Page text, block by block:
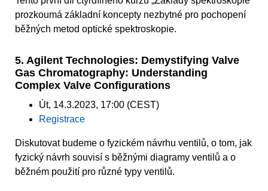
prozkoumá základní koncepty nezbytné pro pochopení
běžných metod optické spektroskopie.
5. Agilent Technologies: Demystifying Valve
Gas Chromatography: Understanding
Complex Valve Configurations
Út, 14.3.2023, 17:00 (CEST)
Registrace
Diskutovat budeme o fyzickém návrhu ventilů, o tom, jak
fyzický návrh souvisí s běžnými diagramy ventilů a o
běžném použití pro různé typy ventilů.